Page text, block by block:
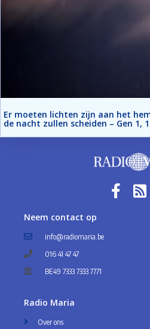
Er moeten lichten zijn aan het
de nacht zullen scheiden – Gen 1,
Neem contact op
info@radiomaria.be
016 41 47 47
BE49 7333 7333 7771
Radio Maria
Over ons